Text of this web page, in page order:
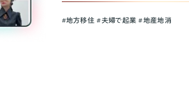
#地方移住 #夫婦で起業 #地産地消